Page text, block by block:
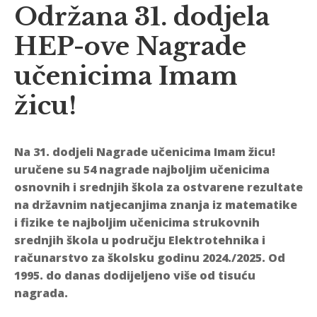
Održana 31. dodjela
HEP-ove Nagrade
učenicima Imam
žicu!
Na 31. dodjeli Nagrade učenicima Imam žicu!
uručene su 54 nagrade najboljim učenicima
osnovnih i srednjih škola za ostvarene rezultate
na državnim natjecanjima znanja iz matematike
i fizike te najboljim učenicima strukovnih
srednjih škola u području Elektrotehnika i
računarstvo za školsku godinu 2024./2025. Od
1995. do danas dodijeljeno više od tisuću
nagrada.